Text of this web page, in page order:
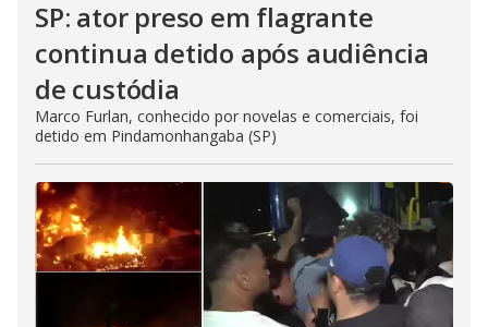
SP: ator preso em flagrante
continua detido após audiência
de custódia
Marco Furlan, conhecido por novelas e comerciais, foi
detido em Pindamonhangaba (SP)